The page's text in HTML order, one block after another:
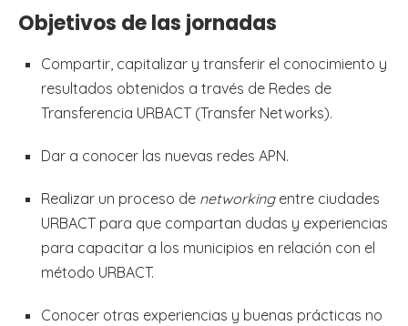
Objetivos de las jornadas
Compartir, capitalizar y transferir el conocimiento y
resultados obtenidos a través de Redes de
Transferencia URBACT (Transfer Networks).
Dar a conocer las nuevas redes APN.
Realizar un proceso de networking entre ciudades
URBACT para que compartan dudas y experiencias
para capacitar a los municipios en relación con el
método URBACT.
Conocer otras experiencias y buenas prácticas no